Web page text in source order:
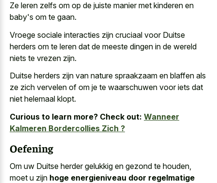
Ze leren zelfs om op de juiste manier met kinderen en
baby's om te gaan.
Vroege sociale interacties zijn cruciaal voor Duitse
herders om te leren dat de meeste dingen in de wereld
niets te vrezen zijn.
Duitse herders zijn van nature spraakzaam en blaffen als
ze zich vervelen of om je te waarschuwen voor iets dat
niet helemaal klopt.
Curious to learn more? Check out: Wanneer
Kalmeren Bordercollies Zich ?
Oefening
Om uw Duitse herder gelukkig en gezond te houden,
moet u zijn hoge energieniveau door regelmatige